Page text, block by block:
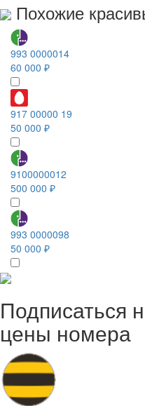
Похожие
993 0000014
60 000 ₽
917 00000 19
50 000 ₽
9100000012
500 000 ₽
993 0000098
50 000 ₽
Подписаться
цены номера